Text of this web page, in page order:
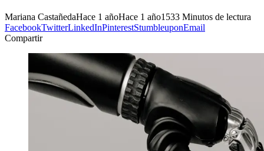
Mariana CastañedaHace 1 añoHace 1 año1533 Minutos de lectura
FacebookTwitterLinkedInPinterestStumbleuponEmail
Compartir